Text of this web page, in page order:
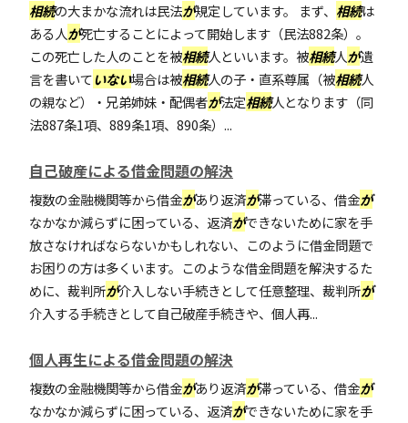
相続の大まかな流れは民法が規定しています。 まず、 相続は
ある人が死亡することによって開始します（民法882条）。
この死亡した人のことを被相続人といいます。被相続人が遺
言を書いていない場合は被相続人の子・直系尊属（被相続人
の親など）・兄弟姉妹・配偶者が法定相続人となります（同
法887条1項、889条1項、890条）...
自己破産による借金問題の解決
複数の金融機関等から借金があり返済が滞っている、借金が
なかなか減らずに困っている、返済ができないために家を手
放さなければならないかもしれない、このように借金問題で
お困りの方は多くいます。このような借金問題を解決するた
めに、裁判所が介入しない手続きとして任意整理、裁判所が
介入する手続きとして自己破産手続きや、個人再...
個人再生による借金問題の解決
複数の金融機関等から借金があり返済が滞っている、借金が
なかなか減らずに困っている、返済ができないために家を手